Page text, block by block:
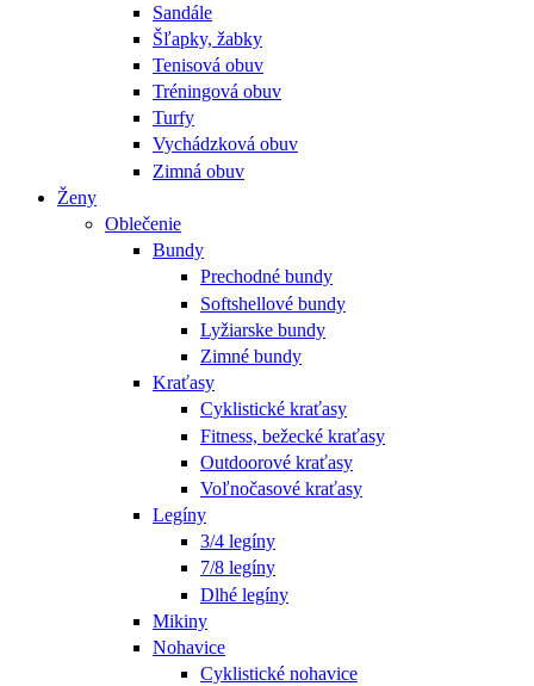
Sandále
Šľapky, žabky
Tenisová obuv
Tréningová obuv
Turfy
Vychádzková obuv
Zimná obuv
Ženy
Oblečenie
Bundy
Prechodné bundy
Softshellové bundy
Lyžiarske bundy
Zimné bundy
Kraťasy
Cyklistické kraťasy
Fitness, bežecké kraťasy
Outdoorové kraťasy
Voľnočasové kraťasy
Legíny
3/4 legíny
7/8 legíny
Dlhé legíny
Mikiny
Nohavice
Cyklistické nohavice